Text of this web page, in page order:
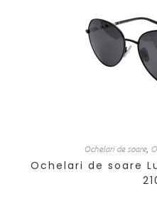
Ochelari de soare,
Ochelari de soare